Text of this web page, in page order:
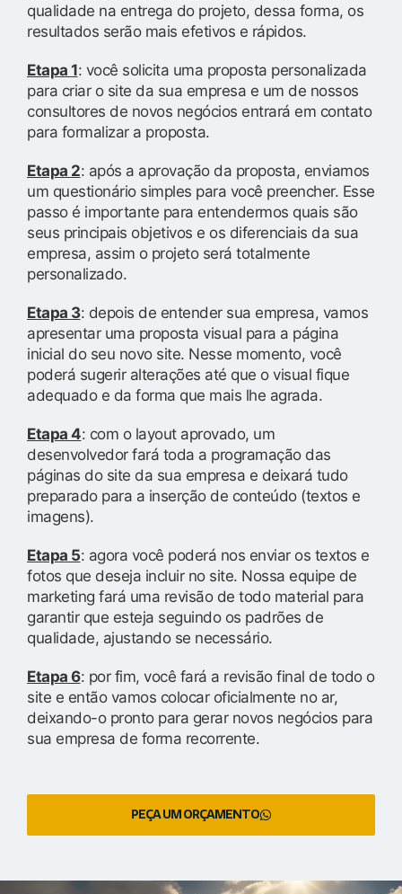
qualidade na entrega do projeto, dessa forma, os
resultados serão mais efetivos e rápidos.
Etapa 1: você solicita uma proposta personalizada
para criar o site da sua empresa e um de nossos
consultores de novos negócios entrará em contato
para formalizar a proposta.
Etapa 2: após a aprovação da proposta, enviamos
um questionário simples para você preencher. Esse
passo é importante para entendermos quais são
seus principais objetivos e os diferenciais da sua
empresa, assim o projeto será totalmente
personalizado.
Etapa 3: depois de entender sua empresa, vamos
apresentar uma proposta visual para a página
inicial do seu novo site. Nesse momento, você
poderá sugerir alterações até que o visual fique
adequado e da forma que mais lhe agrada.
Etapa 4: com o layout aprovado, um
desenvolvedor fará toda a programação das
páginas do site da sua empresa e deixará tudo
preparado para a inserção de conteúdo (textos e
imagens).
Etapa 5: agora você poderá nos enviar os textos e
fotos que deseja incluir no site. Nossa equipe de
marketing fará uma revisão de todo material para
garantir que esteja seguindo os padrões de
qualidade, ajustando se necessário.
Etapa 6: por fim, você fará a revisão final de todo o
site e então vamos colocar oficialmente no ar,
deixando-o pronto para gerar novos negócios para
sua empresa de forma recorrente.
PEÇA UM ORÇAMENTO